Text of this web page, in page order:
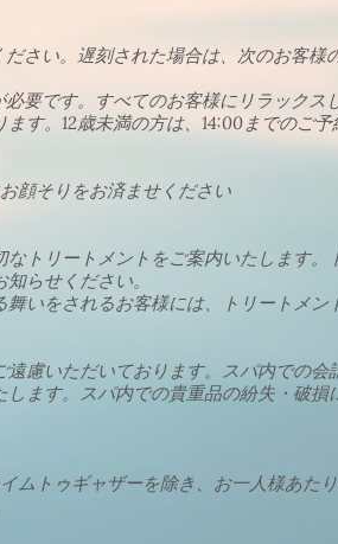
さい。遅刻された場合は、次のお客
要です。すべてのお客様にリラック
す。12歳未満の方は、14:00までのご
顔そりをお済ませください
トリートメントをご案内いたします
らせください。
いをされるお客様には、トリートメン
慮いただいております。スパ内での会
ます。スパ内での貴重品の紛失・破
トゥギャザーを除き、お一人様あた